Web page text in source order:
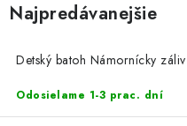
KOČÍKY
Najpredávanejšie
Detský batoh Námornícky záliv
Odosielame 1-3 prac. dní